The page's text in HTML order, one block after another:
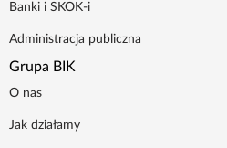
Banki i SKOK-i
Administracja publiczna
Grupa BIK
O nas
Jak działamy